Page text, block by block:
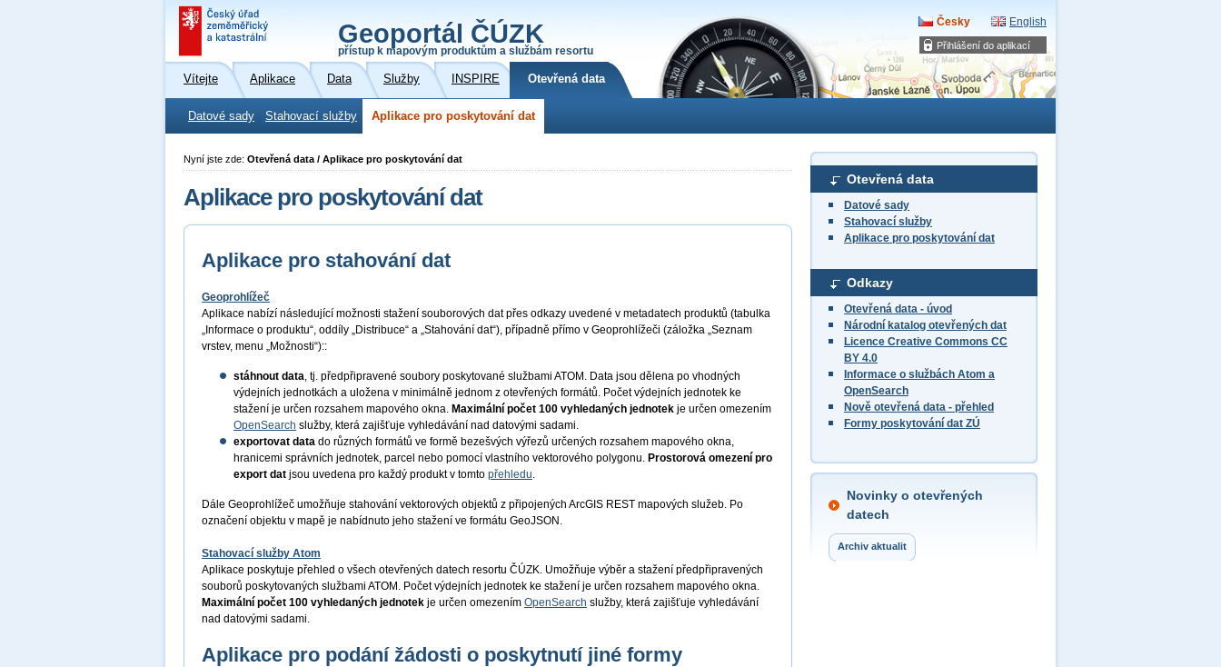
Přihlášení do aplikací
Geoportál ČÚZK
přístup k mapovým produktům a službám resortu
Česky English
Vítejte Aplikace Data Služby INSPIRE Otevřená data
Datové sady Stahovací služby Aplikace pro poskytování dat
Otevřená data
Datové sady
Stahovací služby
Aplikace pro poskytování dat
Odkazy
Otevřená data - úvod
Národní katalog otevřených dat
Licence Creative Commons CC
BY 4.0
Informace o službách Atom a
OpenSearch
Nově otevřená data - přehled
Formy poskytování dat ZÚ
Novinky o otevřených
datech
Archiv aktualit
Nyní jste zde: Otevřená data / Aplikace pro poskytování dat
Aplikace pro poskytování dat
Aplikace pro stahování dat
Geoprohlížeč
Aplikace nabízí následující možnosti stažení souborových dat přes odkazy uvedené v metadatech produktů (tabulka
„Informace o produktu“, oddíly „Distribuce“ a „Stahování dat“), případně přímo v Geoprohlížeči (záložka „Seznam
vrstev, menu „Možnosti“)::
stáhnout data, tj. předpřipravené soubory poskytované službami ATOM. Data jsou dělena po vhodných
výdejních jednotkách a uložena v minimálně jednom z otevřených formátů. Počet výdejních jednotek ke
stažení je určen rozsahem mapového okna. Maximální počet 100 vyhledaných jednotek je určen omezením
OpenSearch služby, která zajišťuje vyhledávání nad datovými sadami.
exportovat data do různých formátů ve formě bezešvých výřezů určených rozsahem mapového okna,
hranicemi správních jednotek, parcel nebo pomocí vlastního vektorového polygonu. Prostorová omezení pro
export dat jsou uvedena pro každý produkt v tomto přehledu.
Dále Geoprohlížeč umožňuje stahování vektorových objektů z připojených ArcGIS REST mapových služeb. Po
označení objektu v mapě je nabídnuto jeho stažení ve formátu GeoJSON.
Stahovací služby Atom
Aplikace poskytuje přehled o všech otevřených datech resortu ČÚZK. Umožňuje výběr a stažení předpřipravených
souborů poskytovaných službami ATOM. Počet výdejních jednotek ke stažení je určen rozsahem mapového okna.
Maximální počet 100 vyhledaných jednotek je určen omezením OpenSearch služby, která zajišťuje vyhledávání
nad datovými sadami.
Aplikace pro podání žádosti o poskytnutí jiné formy